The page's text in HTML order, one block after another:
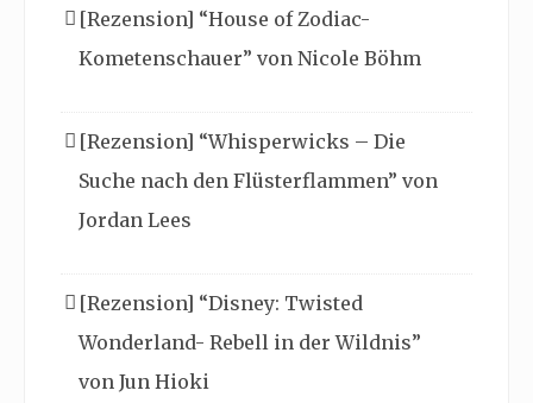
[Rezension] “House of Zodiac-
Kometenschauer” von Nicole Böhm
[Rezension] “Whisperwicks – Die
Suche nach den Flüsterflammen” von
Jordan Lees
[Rezension] “Disney: Twisted
Wonderland- Rebell in der Wildnis”
von Jun Hioki